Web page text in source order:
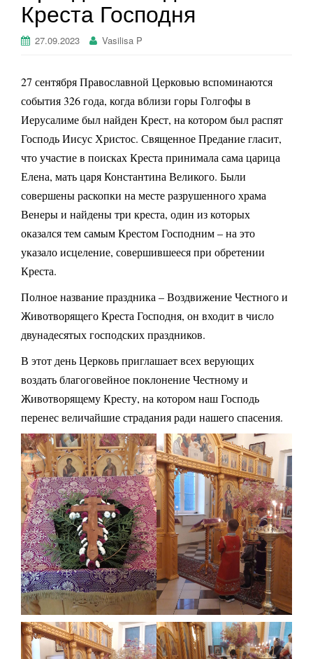
Креста Господня
27.09.2023 Vasilisa P
27 сентября Православной Церковью вспоминаются
события 326 года, когда вблизи горы Голгофы в
Иерусалиме был найден Крест, на котором был распят
Господь Иисус Христос. Священное Предание гласит,
что участие в поисках Креста принимала сама царица
Елена, мать царя Константина Великого. Были
совершены раскопки на месте разрушенного храма
Венеры и найдены три креста, один из которых
оказался тем самым Крестом Господним – на это
указало исцеление, совершившееся при обретении
Креста.
Полное название праздника – Воздвижение Честного и
Животворящего Креста Господня, он входит в число
двунадесятых господских праздников.
В этот день Церковь приглашает всех верующих
воздать благоговейное поклонение Честному и
Животворящему Кресту, на котором наш Господь
перенес величайшие страдания ради нашего спасения.